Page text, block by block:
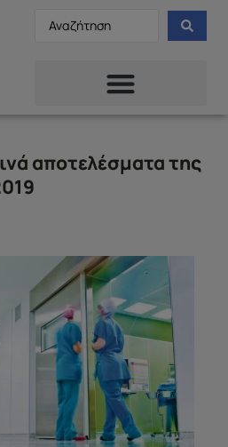
αποτελέσματα της